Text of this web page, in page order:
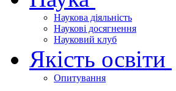
Наукова діяльність
Наукові досягнення
Науковий клуб
Якість освіти
Опитування